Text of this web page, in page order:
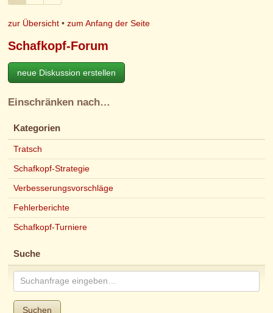
zur Übersicht •zum Anfang der Seite
Schafkopf-Forum
neue Diskussion erstellen
Einschränken nach…
Kategorien
Tratsch
Schafkopf-Strategie
Verbesserungsvorschläge
Fehlerberichte
Schafkopf-Turniere
Suche
Suchen